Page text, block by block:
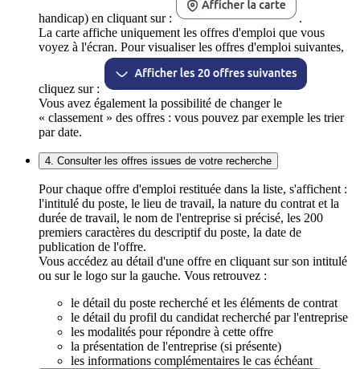
handicap) en cliquant sur :
.
La carte affiche uniquement les offres d'emploi que vous
voyez à l'écran. Pour visualiser les offres d'emploi suivantes,
cliquez sur :
Vous avez également la possibilité de changer le
« classement » des offres : vous pouvez par exemple les trier
par date.
4. Consulter les offres issues de votre recherche
Pour chaque offre d'emploi restituée dans la liste, s'affichent :
l'intitulé du poste, le lieu de travail, la nature du contrat et la
durée de travail, le nom de l'entreprise si précisé, les 200
premiers caractères du descriptif du poste, la date de
publication de l'offre.
Vous accédez au détail d'une offre en cliquant sur son intitulé
ou sur le logo sur la gauche. Vous retrouvez :
le détail du poste recherché et les éléments de contrat
le détail du profil du candidat recherché par l'entreprise
les modalités pour répondre à cette offre
la présentation de l'entreprise (si présente)
les informations complémentaires le cas échéant